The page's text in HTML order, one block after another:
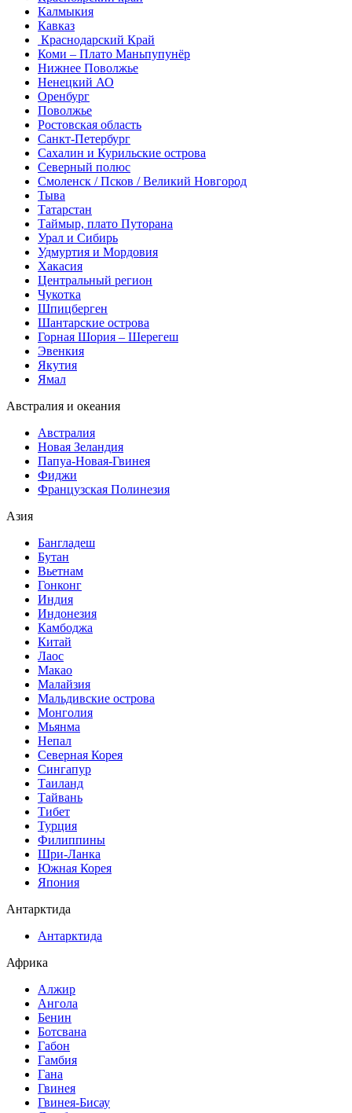
Калмыкия
Кавказ
Краснодарский Край
Коми – Плато Маньпупунёр
Нижнее Поволжье
Ненецкий АО
Оренбург
Поволжье
Ростовская область
Санкт-Петербург
Сахалин и Курильские острова
Северный полюс
Смоленск / Псков / Великий Новгород
Тыва
Татарстан
Таймыр, плато Путорана
Урал и Сибирь
Удмуртия и Мордовия
Хакасия
Центральный регион
Чукотка
Шпицберген
Шантарские острова
Горная Шория – Шерегеш
Эвенкия
Якутия
Ямал
Австралия и океания
Австралия
Новая Зеландия
Папуа-Новая-Гвинея
Фиджи
Французская Полинезия
Азия
Бангладеш
Бутан
Вьетнам
Гонконг
Индия
Индонезия
Камбоджа
Китай
Лаос
Макао
Малайзия
Мальдивские острова
Монголия
Мьянма
Непал
Северная Корея
Сингапур
Таиланд
Тайвань
Тибет
Турция
Филиппины
Шри-Ланка
Южная Корея
Япония
Антарктида
Антарктида
Африка
Алжир
Ангола
Бенин
Ботсвана
Габон
Гамбия
Гана
Гвинея
Гвинея-Бисау